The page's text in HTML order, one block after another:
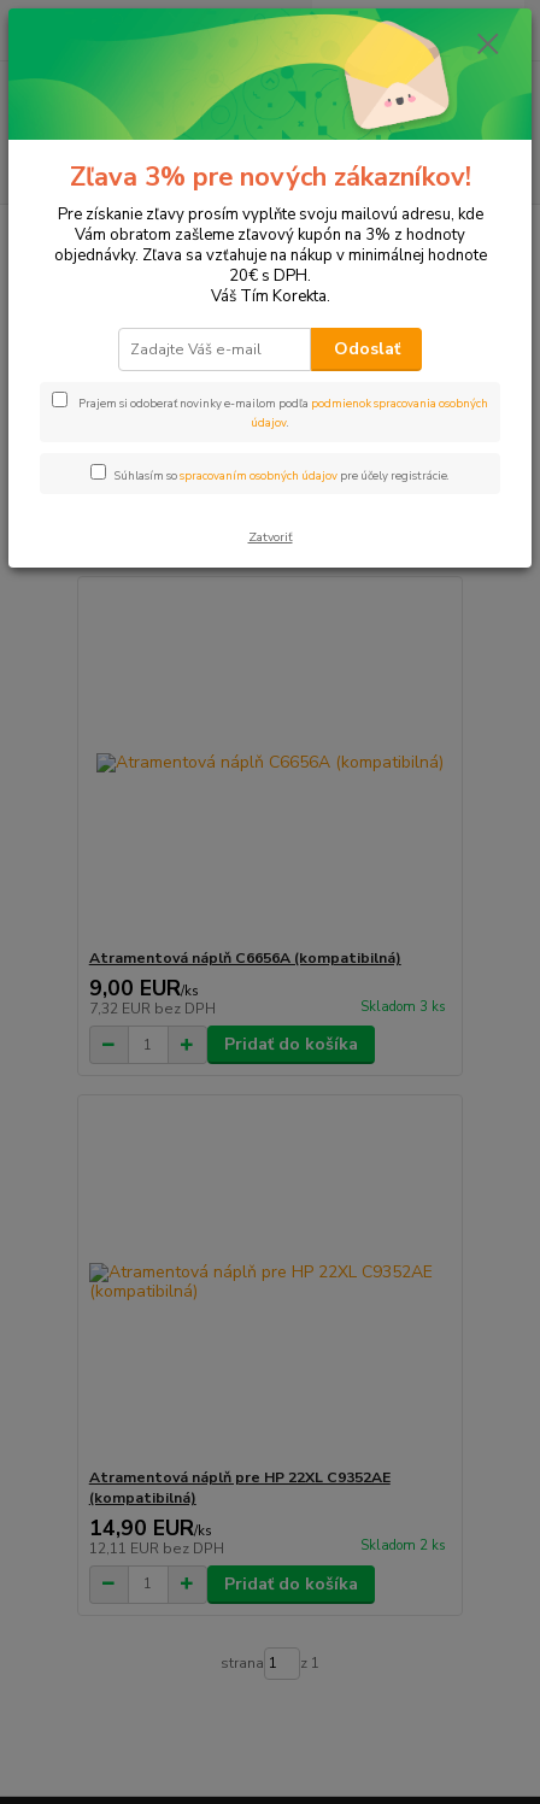
Hľadať
ks
za 0,00 EUR
Tonery a náplne do tlačiarní Hewlett Packard
HP OfficeJet
OfficeJet 5615
OfficeJet 5615
Upresniť parametre
strana
Atramentová náplň C6656A (kompatibilná)
9,00 EUR/ks
7,32 EUR bez DPH Skladom 3 ks
Pridať do košíka
Atramentová náplň pre HP 22XL C9352AE
(kompatibilná)
14,90 EUR/ks
12,11 EUR bez DPH Skladom 2 ks
Pridať do košíka
strana z 1
Zľava 3% pre nových zákazníkov!
Pre získanie zľavy prosím vyplňte svoju mailovú adresu, kde
Vám obratom zašleme zľavový kupón na 3% z hodnoty
objednávky. Zľava sa vzťahuje na nákup v minimálnej hodnote
20€ s DPH.
Váš Tím Korekta.
Odoslať
Prajem si odoberať novinky e-mailom podľa podmienok spracovania osobných
údajov.
Súhlasím sospracovaním osobných údajov pre účely registrácie.
Zatvoriť